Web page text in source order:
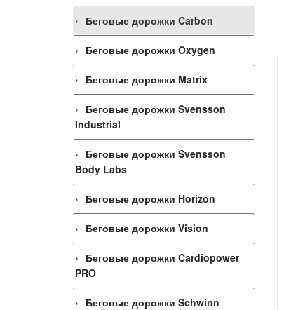
Беговые дорожки Carbon
Беговые дорожки Oxygen
Беговые дорожки Matrix
Беговые дорожки Svensson
Industrial
Беговые дорожки Svensson
Body Labs
Беговые дорожки Horizon
Беговые дорожки Vision
Беговые дорожки Cardiopower
PRO
Беговые дорожки Schwinn